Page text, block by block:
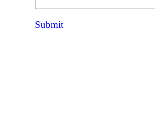
Submit